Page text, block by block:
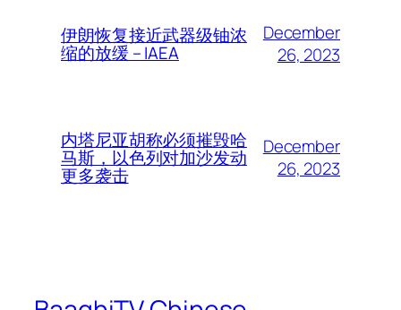
伊朗恢复接近武器级铀浓
缩的放缓 – IAEA
December
26, 2023
内塔尼亚胡称必须摧毁哈
马斯，以色列对加沙发动
更多袭击
December
26, 2023